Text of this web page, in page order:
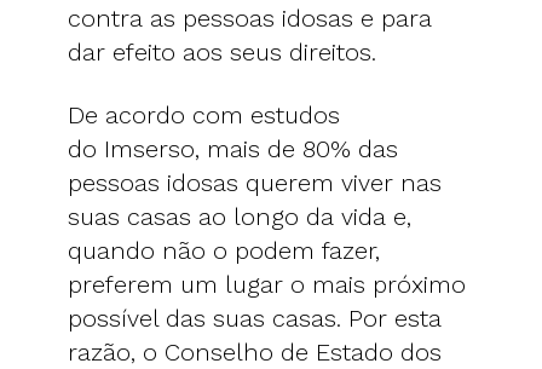
contra as pessoas idosas e para
dar efeito aos seus direitos.
De acordo com estudos
do Imserso, mais de 80% das
pessoas idosas querem viver nas
suas casas ao longo da vida e,
quando não o podem fazer,
preferem um lugar o mais próximo
possível das suas casas. Por esta
razão, o Conselho de Estado dos